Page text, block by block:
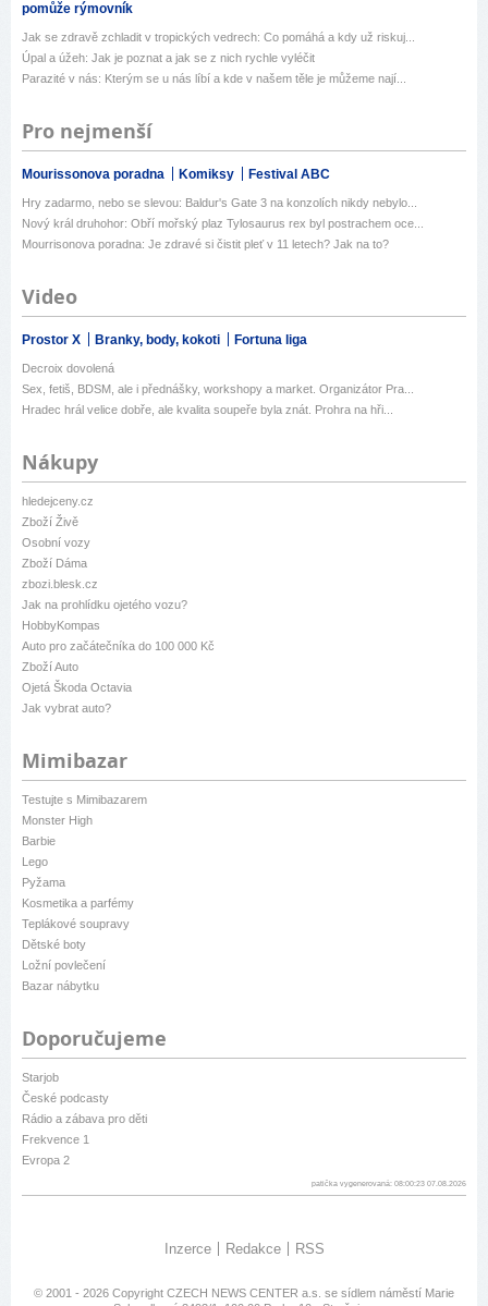
pomůže rýmovník
Jak se zdravě zchladit v tropických vedrech: Co pomáhá a kdy už riskuj...
Úpal a úžeh: Jak je poznat a jak se z nich rychle vyléčit
Parazité v nás: Kterým se u nás líbí a kde v našem těle je můžeme nají...
Pro nejmenší
Mourissonova poradna Komiksy Festival ABC
Hry zadarmo, nebo se slevou: Baldur's Gate 3 na konzolích nikdy nebylo...
Nový král druhohor: Obří mořský plaz Tylosaurus rex byl postrachem oce...
Mourrisonova poradna: Je zdravé si čistit pleť v 11 letech? Jak na to?
Video
Prostor X Branky, body, kokoti Fortuna liga
Decroix dovolená
Sex, fetiš, BDSM, ale i přednášky, workshopy a market. Organizátor Pra...
Hradec hrál velice dobře, ale kvalita soupeře byla znát. Prohra na hři...
Nákupy
hledejceny.cz
Zboží Živě
Osobní vozy
Zboží Dáma
zbozi.blesk.cz
Jak na prohlídku ojetého vozu?
HobbyKompas
Auto pro začátečníka do 100 000 Kč
Zboží Auto
Ojetá Škoda Octavia
Jak vybrat auto?
Mimibazar
Testujte s Mimibazarem
Monster High
Barbie
Lego
Pyžama
Kosmetika a parfémy
Teplákové soupravy
Dětské boty
Ložní povlečení
Bazar nábytku
Doporučujeme
Starjob
České podcasty
Rádio a zábava pro děti
Frekvence 1
Evropa 2
patička vygenerovaná: 08:00:23 07.08.2026
Inzerce Redakce RSS
© 2001 - 2026 Copyright CZECH NEWS CENTER a.s. se sídlem náměstí Marie